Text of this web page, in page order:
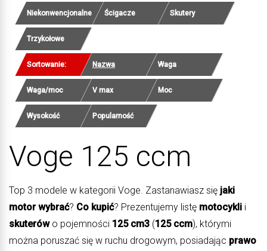
Niekonwencjonalne Ścigacze Skutery
Trzykołowe
Sortowanie: Nazwa Waga
Waga/moc V max Moc
Wysokość Popularność
Voge 125 ccm
Top 3 modele w kategorii Voge. Zastanawiasz się jaki
motor wybrać? Co kupić? Prezentujemy listę motocykli i
skuterówo pojemności 125 cm3 (125 ccm), którymi
można poruszać się w ruchu drogowym, posiadając prawo